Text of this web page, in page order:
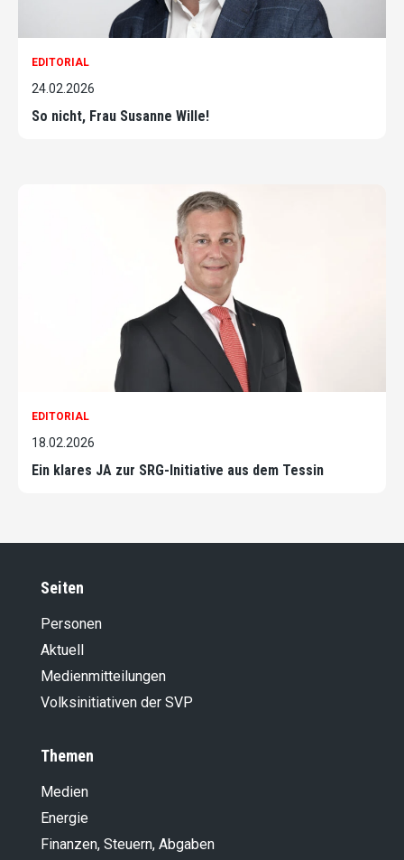
EDITORIAL
24.02.2026
So nicht, Frau Susanne Wille!
EDITORIAL
18.02.2026
Ein klares JA zur SRG-Initiative aus dem Tessin
Seiten
Personen
Aktuell
Medienmitteilungen
Volksinitiativen der SVP
Themen
Medien
Energie
Finanzen, Steuern, Abgaben